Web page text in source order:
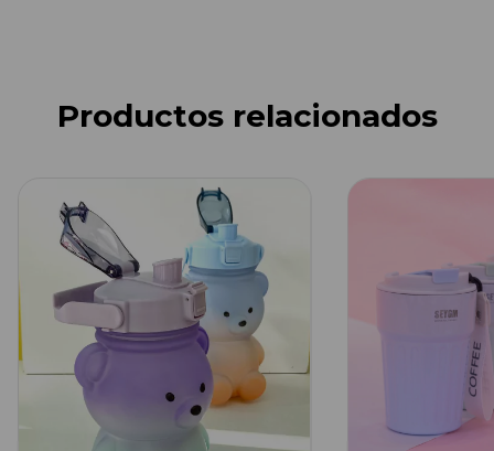
Productos relacionados